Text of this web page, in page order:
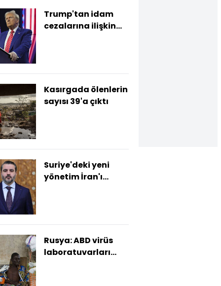
Trump'tan idam
cezalarına ilişkin
Kasırgada ölenlerin
sayısı 39'a çıktı
Suriye'deki yeni
yönetim İran'ı
Rusya: ABD virüs
laboratuvarları